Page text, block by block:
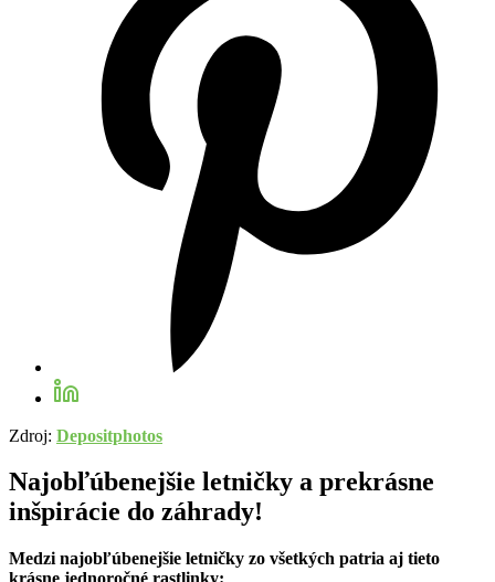
Zdroj: Depositphotos
Najobľúbenejšie letničky a prekrásne
inšpirácie do záhrady!
Medzi najobľúbenejšie letničky zo všetkých patria aj tieto